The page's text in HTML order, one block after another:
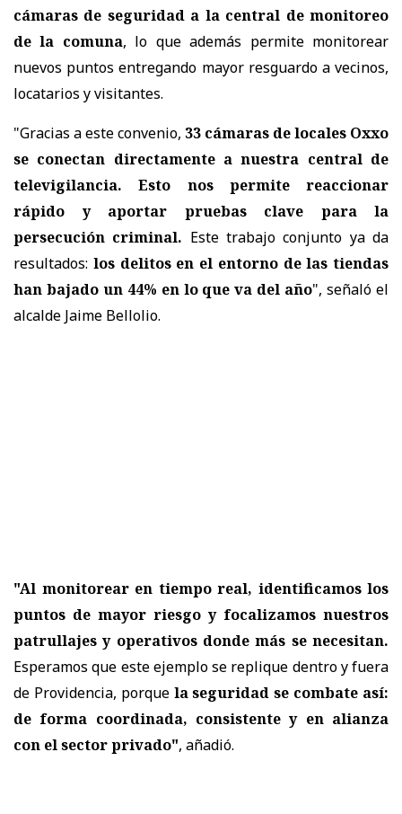
cámaras de seguridad a la central de monitoreo
de la comuna, lo que además permite monitorear
nuevos puntos entregando mayor resguardo a vecinos,
locatarios y visitantes.
"Gracias a este convenio, 33 cámaras de locales Oxxo
se conectan directamente a nuestra central de
televigilancia. Esto nos permite reaccionar
rápido y aportar pruebas clave para la
persecución criminal. Este trabajo conjunto ya da
resultados: los delitos en el entorno de las tiendas
han bajado un 44% en lo que va del año", señaló el
alcalde Jaime Bellolio.
"Al monitorear en tiempo real, identificamos los
puntos de mayor riesgo y focalizamos nuestros
patrullajes y operativos donde más se necesitan.
Esperamos que este ejemplo se replique dentro y fuera
de Providencia, porque la seguridad se combate así:
de forma coordinada, consistente y en alianza
con el sector privado", añadió.